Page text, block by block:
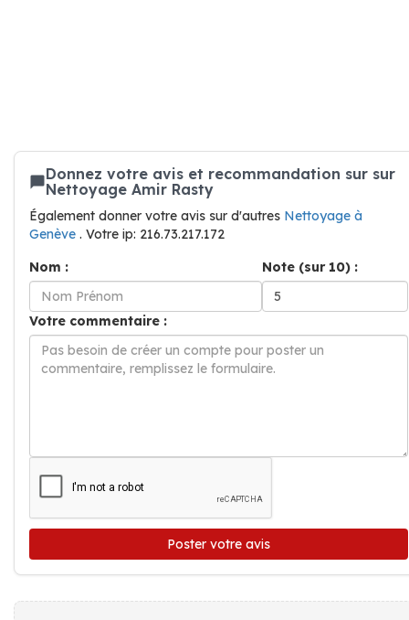
Donnez votre avis et recommandation sur sur
Nettoyage Amir Rasty
Également donner votre avis sur d'autres Nettoyage à
Genève . Votre ip: 216.73.217.172
Nom :
Note (sur 10) :
Votre commentaire :
Poster votre avis